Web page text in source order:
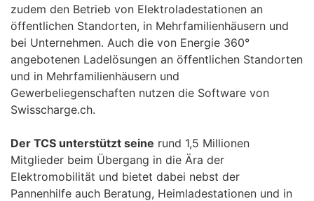
zudem den Betrieb von Elektroladestationen an
öffentlichen Standorten, in Mehrfamilienhäusern und
bei Unternehmen. Auch die von Energie 360°
angebotenen Ladelösungen an öffentlichen Standorten
und in Mehrfamilienhäusern und
Gewerbeliegenschaften nutzen die Software von
Swisscharge.ch.
Der TCS unterstützt seine rund 1,5 Millionen
Mitglieder beim Übergang in die Ära der
Elektromobilität und bietet dabei nebst der
Pannenhilfe auch Beratung, Heimladestationen und in